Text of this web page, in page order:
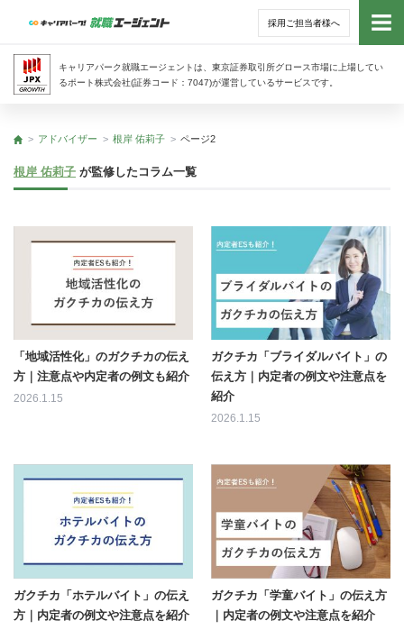
採用ご担当者様へ
キャリアパーク就職エージェントは、東京証券取引所グロース市場に上場してい
るポート株式会社(証券コード：7047)が運営しているサービスです。
トッ
経営
トップ
アドバイザー 根岸 佑莉子 ページ2
根岸 佑莉子 が監修したコラム一覧
「地域活性化」のガクチカの伝え
方｜注意点や内定者の例文も紹介
2026.1.15
ガクチカ「ブライダルバイト」の
伝え方｜内定者の例文や注意点を
紹介
2026.1.15
ガクチカ「ホテルバイト」の伝え
方｜内定者の例文や注意点を紹介
ガクチカ「学童バイト」の伝え方
｜内定者の例文や注意点を紹介